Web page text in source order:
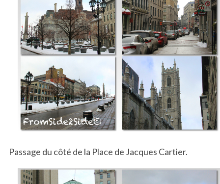
Passage du côté de la Place de Jacques Cartier.